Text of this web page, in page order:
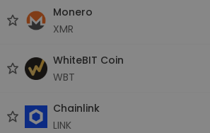
Monero
XMR
WhiteBIT Coin
WBT
Chainlink
LINK